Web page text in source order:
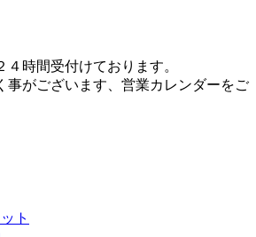
時間受付けております。
がございます、営業カレンダーをご
ト